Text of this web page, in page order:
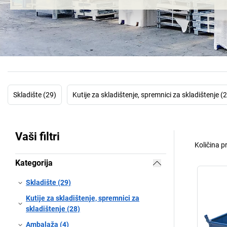
Skladište (29) Kutije za skladištenje, spremnici za skladištenje
Vaši filtri
Kategorija
Skladište (29)
Kutije za skladištenje, spremnici za
skladištenje (28)
Ambalaža (4)
Količina